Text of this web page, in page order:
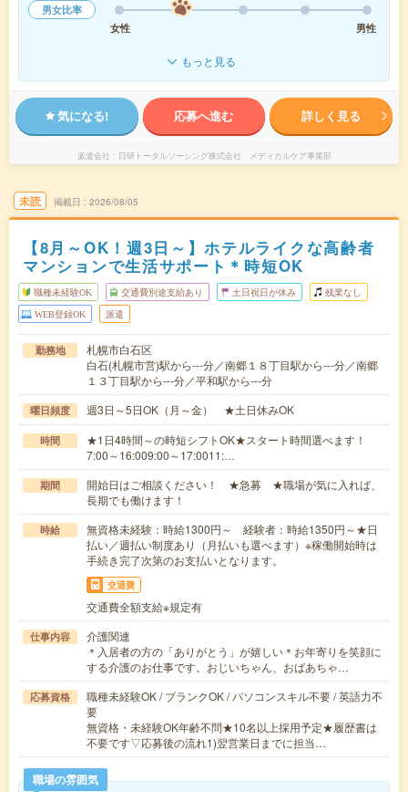
男女比率
女性
男性
もっと見る
気になる! 応募へ進む 詳しく見る
派遣会社 日研トータルソーシング株式会社 メディカルケア事業部
未読 掲載日 2026/08/05
【8月～OK！週3日～】ホテルライクな高齢者
マンションで生活サポート＊時短OK
職種未経験OK 交通費別途支給あり 土日祝日が休み 残業なし
WEB登録OK 派遣
勤務地
札幌市白石区
白石(札幌市営)駅から---分／南郷１８丁目駅から---分／南郷
１３丁目駅から---分／平和駅から---分
曜日頻度 週3日～5日OK（月～金） ★土日休みOK
時間
★1日4時間～の時短シフトOK★スタート時間選べます！
7:00～16:009:00～17:0011:…
期間
開始日はご相談ください！ ★急募 ★職場が気に入れば、
長期でも働けます！
時給
無資格未経験：時給1300円～ 経験者：時給1350円～★日
払い／週払い制度あり（月払いも選べます）※稼働開始時は
手続き完了次第のお支払いとなります。
交通費
交通費全額支給※規定有
仕事内容
介護関連
＊入居者の方の「ありがとう」が嬉しい＊お年寄りを笑顔に
する介護のお仕事です。おじいちゃん、おばあちゃ…
応募資格
職種未経験OK / ブランクOK / パソコンスキル不要 / 英語力不
要
無資格・未経験OK年齢不問★10名以上採用予定★履歴書は
不要です▽応募後の流れ1)翌営業日までに担当…
職場の雰囲気